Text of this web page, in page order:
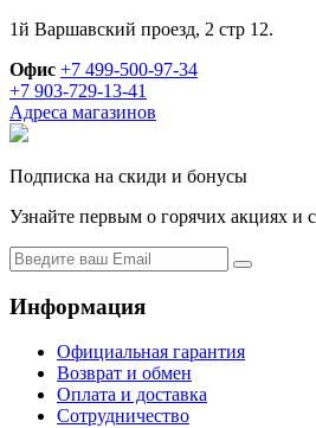
1й Варшавский проезд, 2 стр 12.
Офис +7 499-500-97-34
+7 903-729-13-41
Адреса магазинов
Подписка на скиди и бонусы
Узнайте первым о горячих акциях и
Информация
Официальная гарантия
Возврат и обмен
Оплата и доставка
Сотрудничество